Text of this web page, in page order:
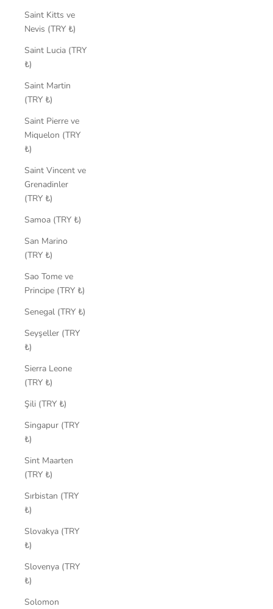
Saint Kitts ve
Nevis (TRY ₺)
Saint Lucia (TRY
₺)
Saint Martin
(TRY ₺)
Saint Pierre ve
Miquelon (TRY
₺)
Saint Vincent ve
Grenadinler
(TRY ₺)
Samoa (TRY ₺)
San Marino
(TRY ₺)
Sao Tome ve
Principe (TRY ₺)
Senegal (TRY ₺)
Seyşeller (TRY
₺)
Sierra Leone
(TRY ₺)
Şili (TRY ₺)
Singapur (TRY
₺)
Sint Maarten
(TRY ₺)
Sırbistan (TRY
₺)
Slovakya (TRY
₺)
Slovenya (TRY
₺)
Solomon